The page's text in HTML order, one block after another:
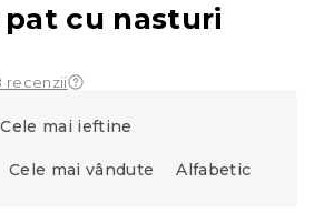
cu nasturi
recenzii
Cele mai ieftine
Cele mai vândute Alfabetic